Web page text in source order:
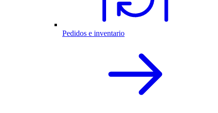
Pedidos e inventario